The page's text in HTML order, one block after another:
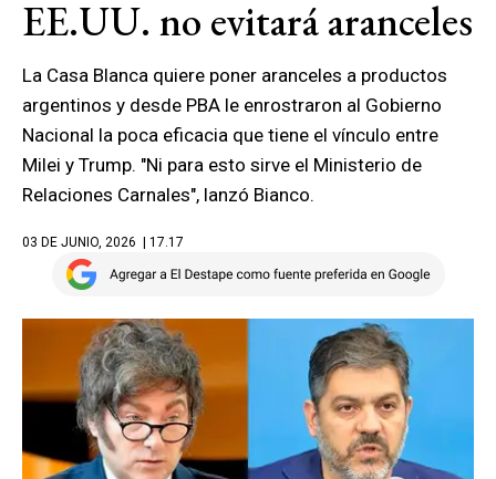
EE.UU. no evitará aranceles
La Casa Blanca quiere poner aranceles a productos
argentinos y desde PBA le enrostraron al Gobierno
Nacional la poca eficacia que tiene el vínculo entre
Milei y Trump. "Ni para esto sirve el Ministerio de
Relaciones Carnales", lanzó Bianco.
03 DE JUNIO, 2026 | 17.17